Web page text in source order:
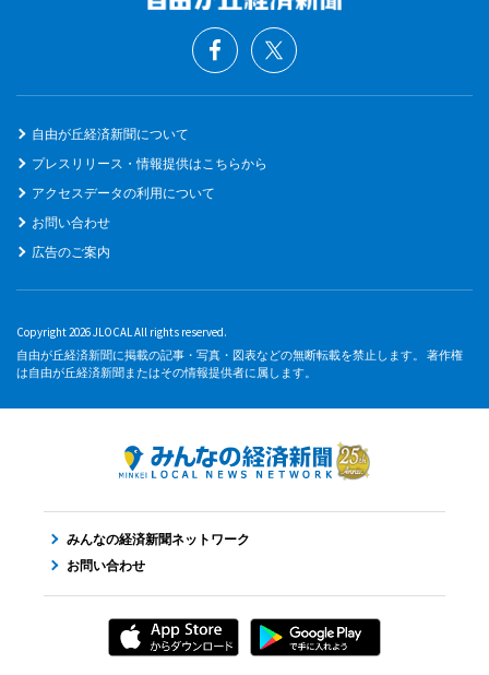
自由が丘経済新聞について
プレスリリース・情報提供はこちらから
アクセスデータの利用について
お問い合わせ
広告のご案内
Copyright 2026 JLOCAL All rights reserved.
自由が丘経済新聞に掲載の記事・写真・図表などの無断転載を禁止します。 著作権
は自由が丘経済新聞またはその情報提供者に属します。
みんなの経済新聞ネットワーク
お問い合わせ